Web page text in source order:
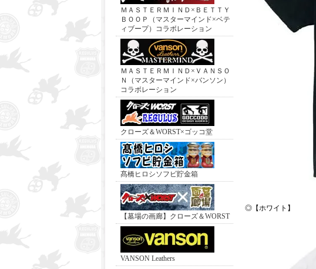
ＭＡＳＴＥＲＭＩＮＤ×ＢＥＴＴＹ
ＢＯＯＰ（マスターマインド×ベテ
ィブープ）コラボレーション
ＭＡＳＴＥＲＭＩＮＤ×ＶＡＮＳＯ
Ｎ（マスターマインド×バンソン）
コラボレーション
クローズ＆WORST×ゴッコ堂
髙橋ヒロシソフビ貯金箱
【墓場の画廊】クローズ＆WORST
VANSON Leathers
◎【ホワイト】